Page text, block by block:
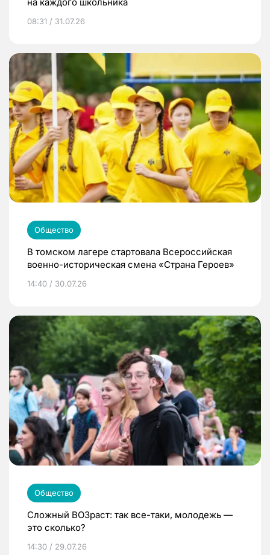
08:31 / 31.07.26
Общество
В томском лагере стартовала Всероссийская
военно-историческая смена «Страна Героев»
14:40 / 30.07.26
Общество
Сложный ВОЗраст: так все-таки, молодежь —
это сколько?
14:30 / 29.07.26